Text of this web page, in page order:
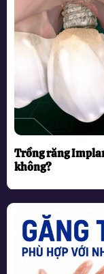
Trồng răng
không?